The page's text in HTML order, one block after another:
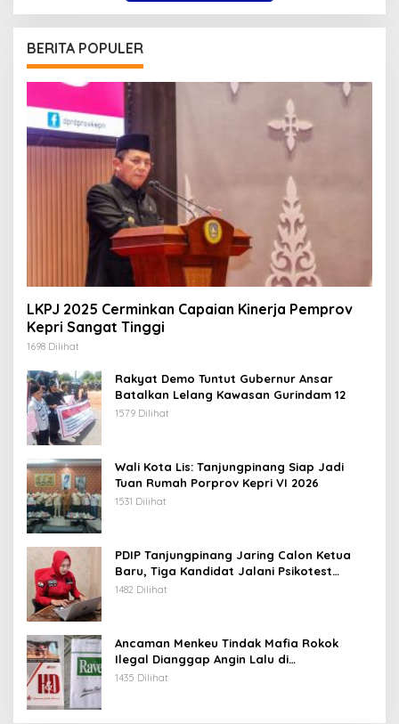
BERITA POPULER
LKPJ 2025 Cerminkan Capaian Kinerja Pemprov
Kepri Sangat Tinggi
1698 Dilihat
Rakyat Demo Tuntut Gubernur Ansar
Batalkan Lelang Kawasan Gurindam 12
1579 Dilihat
Wali Kota Lis: Tanjungpinang Siap Jadi
Tuan Rumah Porprov Kepri VI 2026
1531 Dilihat
PDIP Tanjungpinang Jaring Calon Ketua
Baru, Tiga Kandidat Jalani Psikotest
Daring
1482 Dilihat
Ancaman Menkeu Tindak Mafia Rokok
Ilegal Dianggap Angin Lalu di
Tanjungpinang
1435 Dilihat